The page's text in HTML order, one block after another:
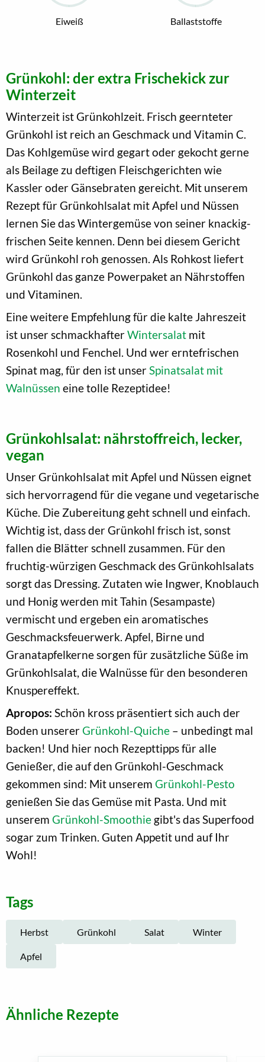
Eiweiß Ballaststoffe
Grünkohl: der extra Frischekick zur
Winterzeit
Winterzeit ist Grünkohlzeit. Frisch geernteter
Grünkohl ist reich an Geschmack und Vitamin C.
Das Kohlgemüse wird gegart oder gekocht gerne
als Beilage zu deftigen Fleischgerichten wie
Kassler oder Gänsebraten gereicht. Mit unserem
Rezept für Grünkohlsalat mit Apfel und Nüssen
lernen Sie das Wintergemüse von seiner knackig-
frischen Seite kennen. Denn bei diesem Gericht
wird Grünkohl roh genossen. Als Rohkost liefert
Grünkohl das ganze Powerpaket an Nährstoffen
und Vitaminen.
Eine weitere Empfehlung für die kalte Jahreszeit
ist unser schmackhafterWintersalat mit
Rosenkohl und Fenchel. Und wer erntefrischen
Spinat mag, für den ist unserSpinatsalat mit
Walnüssen eine tolle Rezeptidee!
Grünkohlsalat: nährstoffreich, lecker,
vegan
Unser Grünkohlsalat mit Apfel und Nüssen eignet
sich hervorragend für die vegane und vegetarische
Küche. Die Zubereitung geht schnell und einfach.
Wichtig ist, dass der Grünkohl frisch ist, sonst
fallen die Blätter schnell zusammen. Für den
fruchtig-würzigen Geschmack des Grünkohlsalats
sorgt das Dressing. Zutaten wie Ingwer, Knoblauch
und Honig werden mit Tahin (Sesampaste)
vermischt und ergeben ein aromatisches
Geschmacksfeuerwerk. Apfel, Birne und
Granatapfelkerne sorgen für zusätzliche Süße im
Grünkohlsalat, die Walnüsse für den besonderen
Knuspereffekt.
Apropos: Schön kross präsentiert sich auch der
Boden unsererGrünkohl-Quiche – unbedingt mal
backen! Und hier noch Rezepttipps für alle
Genießer, die auf den Grünkohl-Geschmack
gekommen sind: Mit unserem Grünkohl-Pesto
genießen Sie das Gemüse mit Pasta. Und mit
unserem Grünkohl-Smoothie gibt's das Superfood
sogar zum Trinken. Guten Appetit und auf Ihr
Wohl!
Tags
Herbst Grünkohl Salat Winter
Apfel
Ähnliche Rezepte